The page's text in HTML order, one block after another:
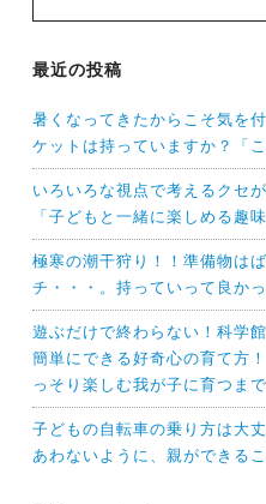
最近の投稿
暑くなってきたからこそ気を
ケットは持っていますか？「
いろいろな視点で考えるクセ
「子どもと一緒に楽しめる趣
極寒の潮干狩り！！準備物は
チ・・・。持っていって良か
遊ぶだけで終わらない！科学
簡単にできる好奇心の育て方
っそり楽しむ我が子に育つまで
子どもの自転車の乗り方は大
あわないように、親ができるこ